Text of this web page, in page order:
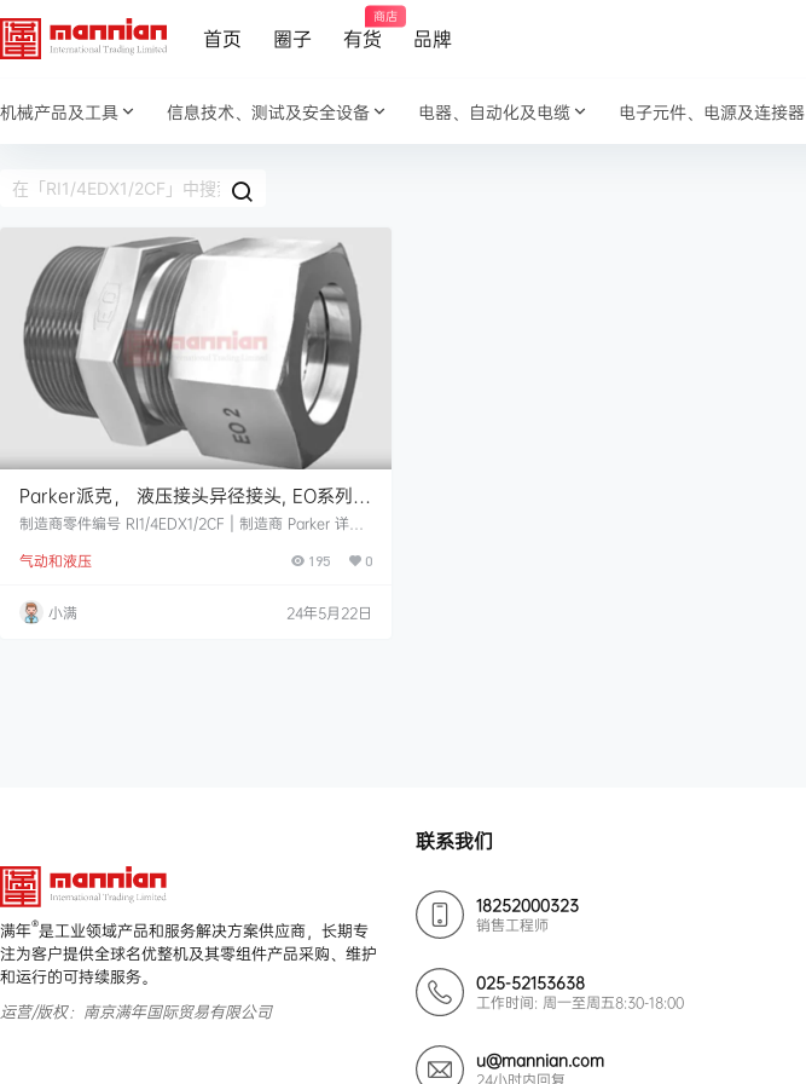
首页 圈子 有货
商店
品牌
机械产品及工具 信息技术、测试及安全设备 电器、自动化及电缆 电子元件、电源及连接器
Parker派克， 液压接头异径接头, EO系列,
钢制，RI1/4EDX1/2CF
制造商零件编号 RI1/4EDX1/2CF | 制造商 Parker 详细
并行螺纹到包容式 (Rp) BSP 并行螺纹。 插入式螺纹采
0 to +100°C（不减压情况下）。 由钢制成，符合 BS 5
200，具有铬酸锌黄表面，以提供高耐蚀性（500 小时
气动和液压 195 0
小满 24年5月22日
满年®是工业领域产品和服务解决方案供应商，长期专
注为客户提供全球名优整机及其零组件产品采购、维护
和运行的可持续服务。
运营/版权：南京满年国际贸易有限公司
联系我们
18252000323
销售工程师
025-52153638
工作时间: 周一至周五8:30-18:00
u@mannian.com
24小时内回复